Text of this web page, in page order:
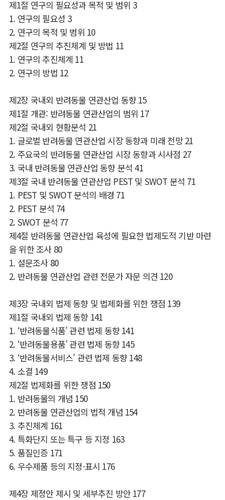
제1절 연구의 필요성과 목적 및 범위 3
1. 연구의 필요성 3
2. 연구의 목적 및 범위 10
제2절 연구의 추진체계 및 방법 11
1. 연구의 추진체계 11
2. 연구의 방법 12
제2장 국내외 반려동물 연관산업 동향 15
제1절 개관: 반려동물 연관산업의 범위 17
제2절 국내외 현황분석 21
1. 글로벌 반려동물 연관산업 시장 동향과 미래 전망21
2. 주요국의 반려동물 연관산업 시장 동향과 시사점 27
3. 국내 반려동물 연관산업 동향 분석 41
제3절 국내 반려동물 연관산업 PEST 및 SWOT 분석 71
1. PEST 및SWOT분석의 배경 71
2. PEST 분석 74
2. SWOT 분석 77
제4절 반려동물 연관산업 육성에 필요한 법제도적 기반 마련
을 위한 조사 80
1. 설문조사 80
2. 반려동물 연관산업 관련 전문가 자문 의견 120
제3장 국내외 법제 동향 및 법제화를 위한 쟁점 139
제1절 국내외 법제 동향 141
1. ‘반려동물식품’ 관련 법제 동향 141
2. ‘반려동물용품’ 관련 법제 동향 145
3. ‘반려동물서비스’ 관련 법제 동향 148
4. 소결 149
제2절 법제화를 위한 쟁점 150
1. 반려동물의 개념 150
2. 반려동물 연관산업의 법적 개념 154
3. 추진체계 161
4. 특화단지 또는 특구 등 지정 163
5. 품질인증 171
6. 우수제품 등의 지정·표시 176
제4장 제정안 제시 및 세부추진 방안 177